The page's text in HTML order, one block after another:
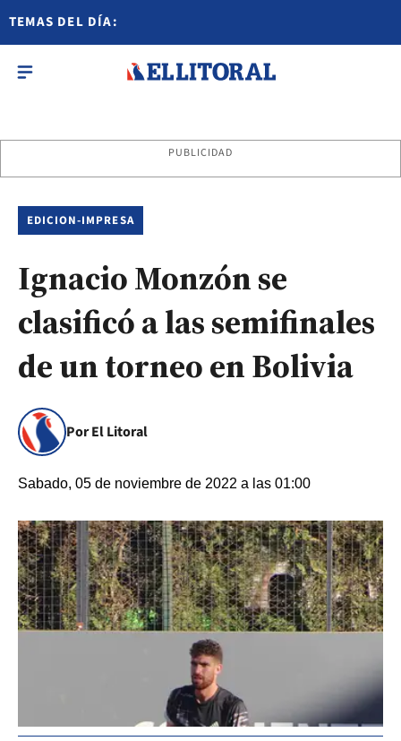
TEMAS DEL DÍA:
PUBLICIDAD
EDICION-IMPRESA
Ignacio Monzón se
clasificó a las semifinales
de un torneo en Bolivia
Por El Litoral
Sabado, 05 de noviembre de 2022 a las 01:00